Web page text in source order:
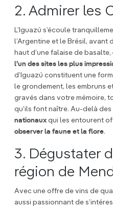
2. Admirer les
L’Iguazú s’écoule
l’Argentine et le Brésil,
haut d’une falaise de basalte,
l’un des sites les plus
d’Iguazú constituent une
le grondement, les embruns
gravés dans votre mémoire,
qu’ils font naître. Au-delà des
nationaux qui les entourent
observer la faune et la flore.
3. Dégustater
région de
Avec une offre de vins de
aussi passionnant de